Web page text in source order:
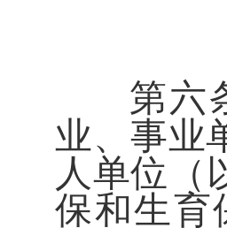
第六
业、事业
人单位（
保和生育